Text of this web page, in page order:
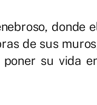
donde
de sus
su vida